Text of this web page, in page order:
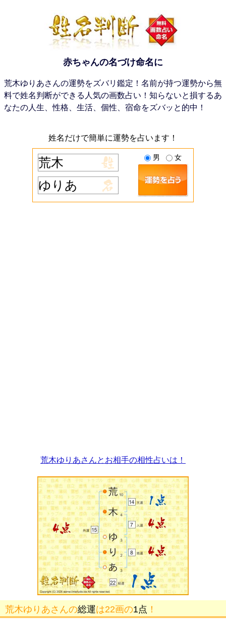
赤ちゃんの名づけ命名に
荒木ゆりあさんの運勢をズバリ鑑定！名前が持つ運勢から無
料で姓名判断ができる人気の画数占い！知らないと損するあ
なたの人生、性格、生活、個性、宿命をズバッと的中！
姓名だけで簡単に運勢を占います！
男 女
荒木ゆりあさんとお相手の相性占いは！
荒木ゆりあさんの総運は22画の1点 ！